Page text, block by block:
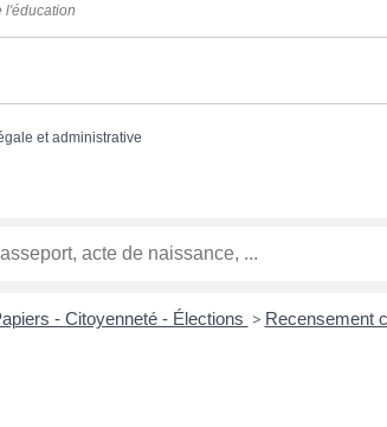
l'éducation
et administrative
- Citoyenneté - Élections > Recensement